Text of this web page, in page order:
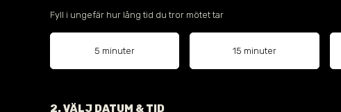
Fyll i ungefär hur lång tid du tror mötet tar
5 minuter 15 minuter
2. VÄLJ DATUM & TID